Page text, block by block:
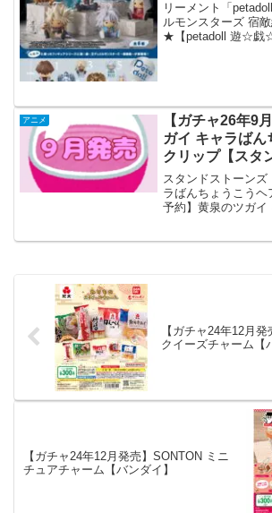
リーメント「
ルモンスターズ 宿
★【petadoll 遊☆戯
アニメ
【ガチャ26年9
ガイ キャラばん
クリップ【スタ
スタンドストーン
ラばんちょうこう
予約】黄泉のツガイ
【ガチャ24年12月
クイーズチャーム【
【ガチャ24年12月発売】SONTON ミニ
チュアチャーム【バンダイ】